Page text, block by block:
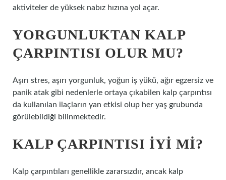
aktiviteler de yüksek nabız hızına yol açar.
YORGUNLUKTAN KALP
ÇARPINTISI OLUR MU?
Aşırı stres, aşırı yorgunluk, yoğun iş yükü, ağır egzersiz ve
panik atak gibi nedenlerle ortaya çıkabilen kalp çarpıntısı
da kullanılan ilaçların yan etkisi olup her yaş grubunda
görülebildiği bilinmektedir.
KALP ÇARPINTISI IYI MI?
Kalp çarpıntıları genellikle zararsızdır, ancak kalp